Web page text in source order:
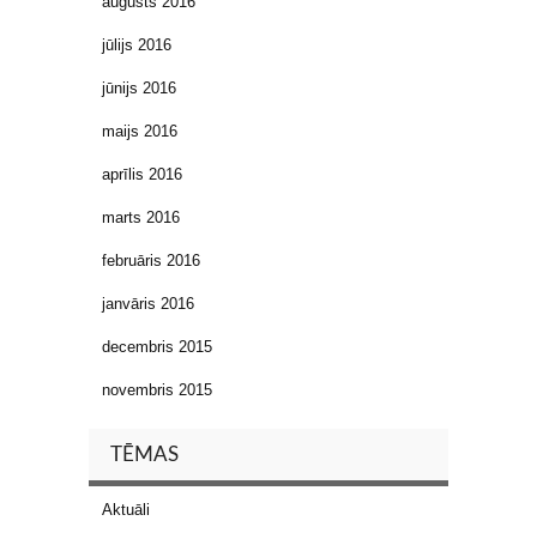
jūlijs 2016
jūnijs 2016
maijs 2016
aprīlis 2016
marts 2016
februāris 2016
janvāris 2016
decembris 2015
novembris 2015
TĒMAS
Aktuāli